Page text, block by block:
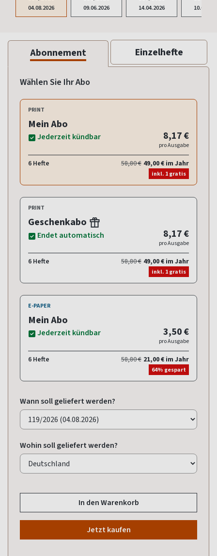
04.08.2026 09.06.2026 14.04.2026
Abonnement Einzelhefte
Wählen Sie Ihr Abo
PRINT
Mein Abo
Jederzeit kündbar 8,17 €
pro Ausgabe
6 Hefte 58,80 € 49,00 € im Jahr
inkl. 1 gratis
PRINT
Geschenkabo
Endet automatisch 8,17 €
pro Ausgabe
6 Hefte 58,80 € 49,00 € im Jahr
inkl. 1 gratis
E-PAPER
Mein Abo
Jederzeit kündbar 3,50 €
pro Ausgabe
6 Hefte 58,80 € 21,00 € im Jahr
64% gespart
Wann soll geliefert werden?
Wohin soll geliefert werden?
In den Warenkorb
Jetzt kaufen